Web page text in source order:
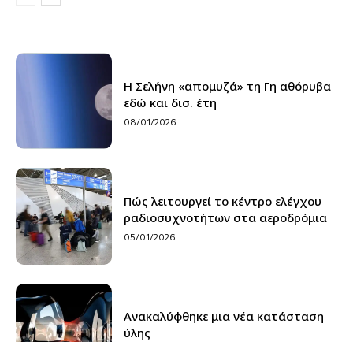
Η Σελήνη «απομυζά» τη Γη αθόρυβα
εδώ και δισ. έτη
08/01/2026
Πώς λειτουργεί το κέντρο ελέγχου
ραδιοσυχνοτήτων στα αεροδρόμια
05/01/2026
Ανακαλύφθηκε μια νέα κατάσταση
ύλης